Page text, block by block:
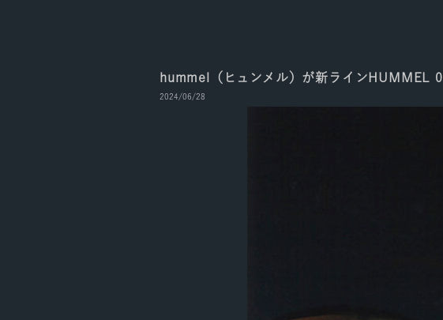
hummel（ヒュンメル）が新ラインHUMMEL
2024/06/28